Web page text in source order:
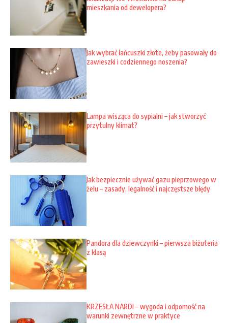
mieszkania od dewelopera?
Jak wybrać łańcuszki złote, żeby pasowały do
zawieszki i codziennego noszenia?
Lampa wisząca do sypialni – jak stworzyć
przytulny klimat?
Jak bezpiecznie używać gazu pieprzowego w
żelu – zasady, legalność i najczęstsze błędy
Pandora dla dziewczynki – pierwsza biżuteria
z klasą
KRZESŁA NARDI – wygoda i odporność na
warunki zewnętrzne w praktyce